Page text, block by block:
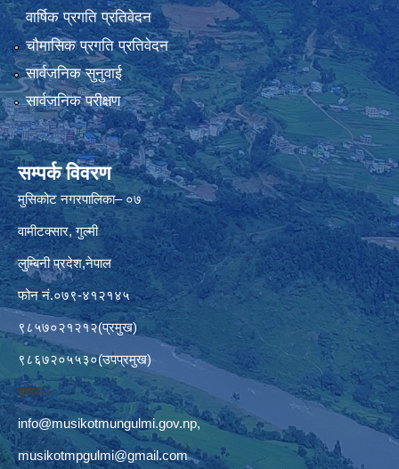
वार्षिक प्रगति प्रतिवेदन
चौमासिक प्रगति प्रतिवेदन
सार्वजनिक सुनुवाई
सार्वजनिक परीक्षण
सम्पर्क विवरण
मुसिकोट नगरपालिका– ०७
वामीटक्सार, गुल्मी
लुम्बिनी प्रदेश,नेपाल
फोन नं.०७९-४१२१४५
९८५७०२१२१२(प्रमुख)
९८६७२०५५३०(उपप्रमुख)
इमेलः–
info@musikotmungulmi.gov.np,
musikotmpgulmi@gmail.com